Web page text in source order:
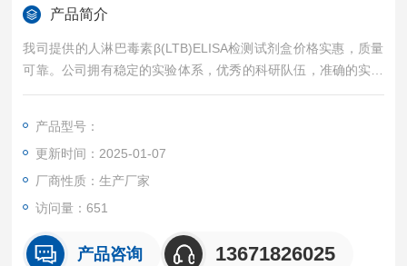
产品简介
我司提供的人淋巴毒素β(LTB)ELISA检测试剂盒价格实惠，质量
可靠。公司拥有稳定的实验体系，优秀的科研队伍，准确的实验
结果，是您值得信赖的合作伙伴，凡购买我司的试剂盒产品都可
产品型号：
更新时间：2025-01-07
厂商性质：生产厂家
访问量：651
产品咨询 13671826025